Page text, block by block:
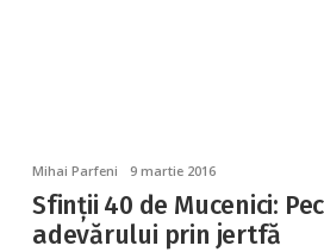
Mihai Parfeni 9 martie 2016
Sfinții 40 de Mucenici:
adevărului prin jertfă